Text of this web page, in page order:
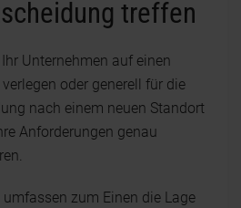
treffen
Unternehmen auf einen
oder generell für die
nach einem neuen Standort
Anforderungen genau
zum Einen die Lage